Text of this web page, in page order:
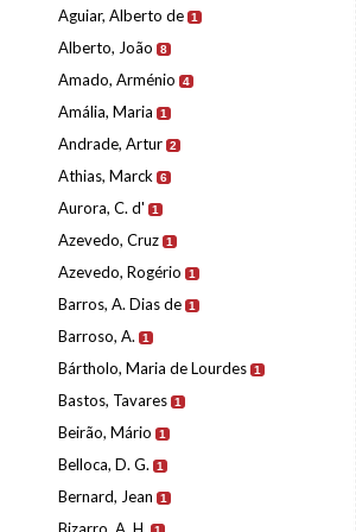
Aguiar, Alberto de 1
Alberto, João 8
Amado, Arménio 4
Amália, Maria 1
Andrade, Artur 2
Athias, Marck 6
Aurora, C. d' 1
Azevedo, Cruz 1
Azevedo, Rogério 1
Barros, A. Dias de 1
Barroso, A. 1
Bártholo, Maria de Lourdes 1
Bastos, Tavares 1
Beirão, Mário 1
Belloca, D. G. 1
Bernard, Jean 1